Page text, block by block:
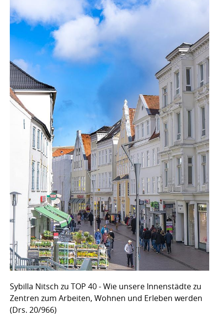
Sybilla Nitsch zu TOP 40 - Wie unsere Innenstädte zu
Zentren zum Arbeiten, Wohnen und Erleben werden
(Drs. 20/966)